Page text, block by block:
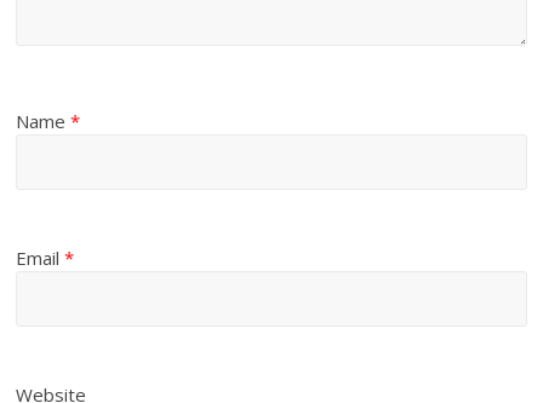
Name*
Email*
Website